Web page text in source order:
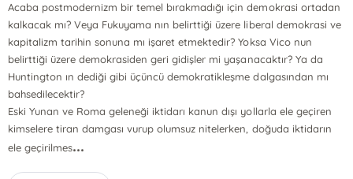
Acaba postmodernizm bir temel bırakmadığı için demokrasi ortadan
kalkacak mı? Veya Fukuyama nın belirttiği üzere liberal demokrasi ve
kapitalizm tarihin sonuna mı işaret etmektedir? Yoksa Vico nun
belirttiği üzere demokrasiden geri gidişler mi yaşanacaktır? Ya da
Huntington ın dediği gibi üçüncü demokratikleşme dalgasından mı
bahsedilecektir?
Eski Yunan ve Roma geleneği iktidarı kanun dışı yollarla ele geçiren
kimselere tiran damgası vurup olumsuz nitelerken, doğuda iktidarın
ele geçirilmes...